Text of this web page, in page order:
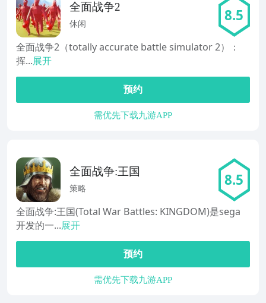
全面战争2
休闲 8.5
全面战争2（totally accurate battle simulator 2）：
挥...展开
预约
需优先下载九游APP
全面战争:王国
策略 8.5
全面战争:王国(Total War Battles: KINGDOM)是sega
开发的一...展开
预约
需优先下载九游APP